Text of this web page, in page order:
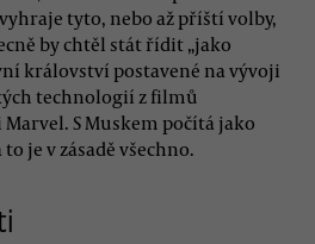
tyto, nebo až příští volby,
by chtěl stát řídit „jako
království postavené na vývoji
technologií z filmů
S Muskem počítá jako
to je v zásadě všechno.